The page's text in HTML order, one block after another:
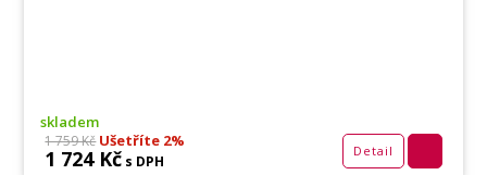
skladem
1 759 KčUšetříte 2%
1 724 Kč s DPH
Detail